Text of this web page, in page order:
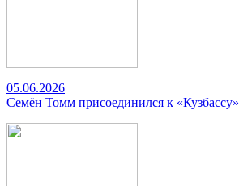
05.06.2026
Семён Томм присоединился к «Кузбассу»